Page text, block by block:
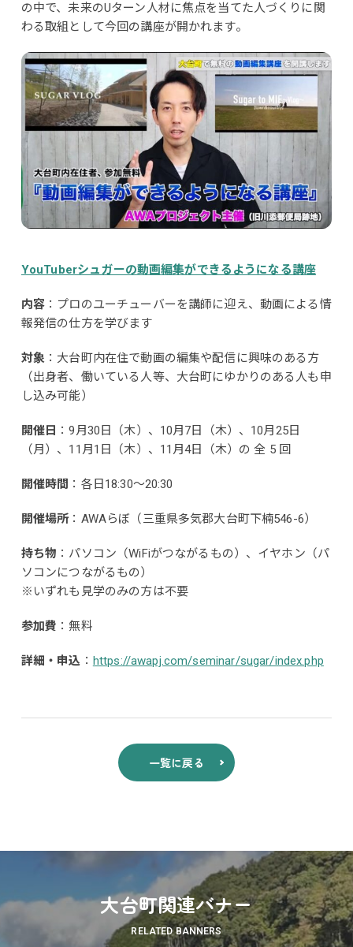
の中で、未来のUターン人材に焦点を当てた人づくりに関
わる取組として今回の講座が開かれます。
YouTuberシュガーの動画編集ができるようになる講座
内容 ：プロのユーチューバーを講師に迎え、動画による情
報発信の仕方を学びます
対象 ：大台町内在住で動画の編集や配信に興味のある方
（出身者、働いている人等、大台町にゆかりのある人も申
し込み可能）
開催日 ：9月30日（木）、10月7日（木）、10月25日
（月）、11月1日（木）、11月4日（木）の 全 5 回
開催時間 ：各日18:30～20:30
開催場所：AWAらぼ（三重県多気郡大台町下楠546-6）
持ち物 ：パソコン（WiFiがつながるもの）、イヤホン（パ
ソコンにつながるもの）
※いずれも見学のみの方は不要
参加費 ：無料
詳細・申込 ： https://awapj.com/seminar/sugar/index.php
一覧に戻る
大台町関連バナー
RELATED BANNERS